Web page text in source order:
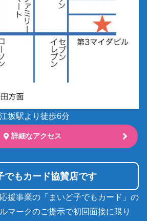
坂駅より徒歩6分
詳細なアクセス
でもカード協賛店です
援事業の「まいど子でもカード」の
マークのご提示で初回面接に限り